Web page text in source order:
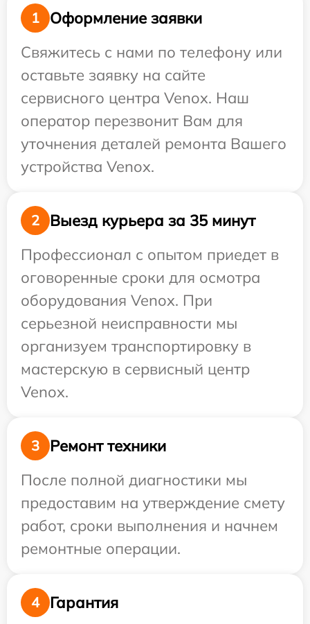
1
Оформление заявки
Свяжитесь с нами по телефону или
оставьте заявку на сайте
сервисного центра Venox. Наш
оператор перезвонит Вам для
уточнения деталей ремонта Вашего
устройства Venox.
2
Выезд курьера за 35 минут
Профессионал с опытом приедет в
оговоренные сроки для осмотра
оборудования Venox. При
серьезной неисправности мы
организуем транспортировку в
мастерскую в сервисный центр
Venox.
3
Ремонт техники
После полной диагностики мы
предоставим на утверждение смету
работ, сроки выполнения и начнем
ремонтные операции.
4 Гарантия